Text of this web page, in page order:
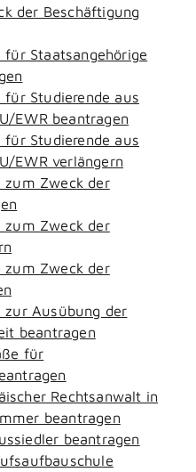
der Beschäftigung
Staatsangehörige
Studierende aus
EWR beantragen
Studierende aus
EWR verlängern
zum Zweck der
zum Zweck der
zum Zweck der
Ausübung der
beantragen
für
Rechtsanwalt in
beantragen
beantragen